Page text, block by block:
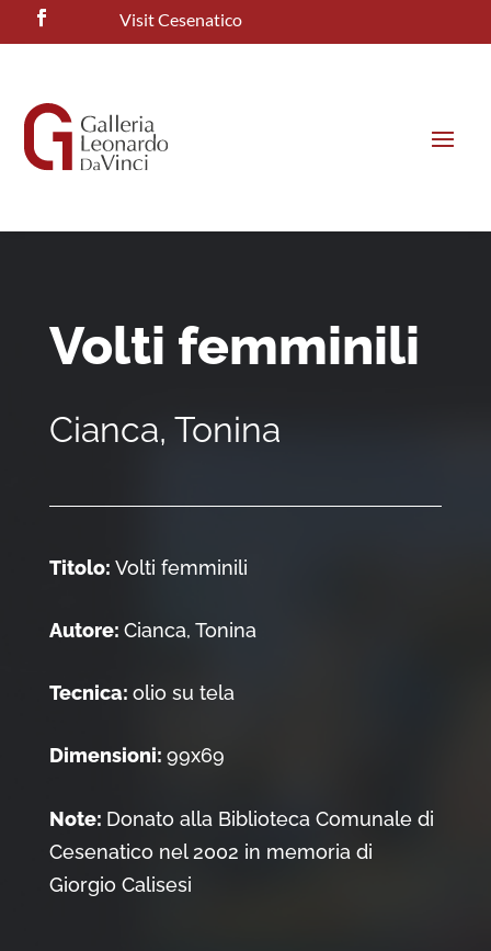
Visit Cesenatico
Volti femminili
Cianca, Tonina
Titolo: Volti femminili
Autore: Cianca, Tonina
Tecnica: olio su tela
Dimensioni: 99x69
Note: Donato alla Biblioteca Comunale di
Cesenatico nel 2002 in memoria di
Giorgio Calisesi